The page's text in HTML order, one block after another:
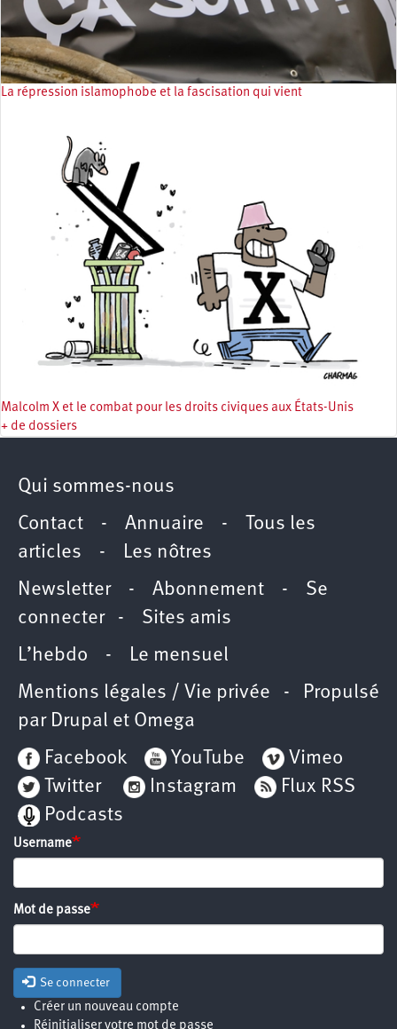
La répression islamophobe et la fascisation qui vient
Malcolm X et le combat pour les droits civiques aux États-Unis
+ de dossiers
Qui sommes-nous
Contact - Annuaire -
Tous les
articles - Les nôtres
Newsletter- Abonnement - Se
connecter- Sites amis
L’hebdo - Le mensuel
Mentions légales / Vie privée - Propulsé
par Drupal et Omega
Facebook
YouTube
Vimeo
Twitter
Instagram
Flux RSS
Podcasts
Username
Mot de passe
Se connecter
Créer un nouveau compte
Réinitialiser votre mot de passe